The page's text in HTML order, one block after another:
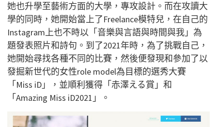
她也升學至藝術方面的大學，專攻設計。而在攻讀大
學的同時，她開始當上了Freelance模特兒，在自己的
Instagram上也不時以「音樂與言語與時間與我」為
題發表照片和詩句。到了2021年時，為了挑戰自己，
她開始尋找各種不同的比賽，然後便發現和參加了以
發掘新世代的女性role model為目標的選秀大賽
「Miss iD」，並順利獲得「赤澤える賞」和
「Amazing Miss iD2021」。